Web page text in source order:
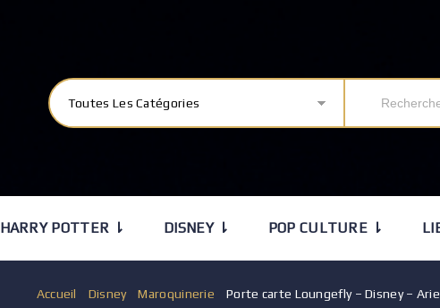
Toutes Les Catégories
HARRY POTTER ⇂ DISNEY ⇂ POP CULTURE ⇂
Accueil Disney/Maroquinerie Porte carte Loungefly – Disney –